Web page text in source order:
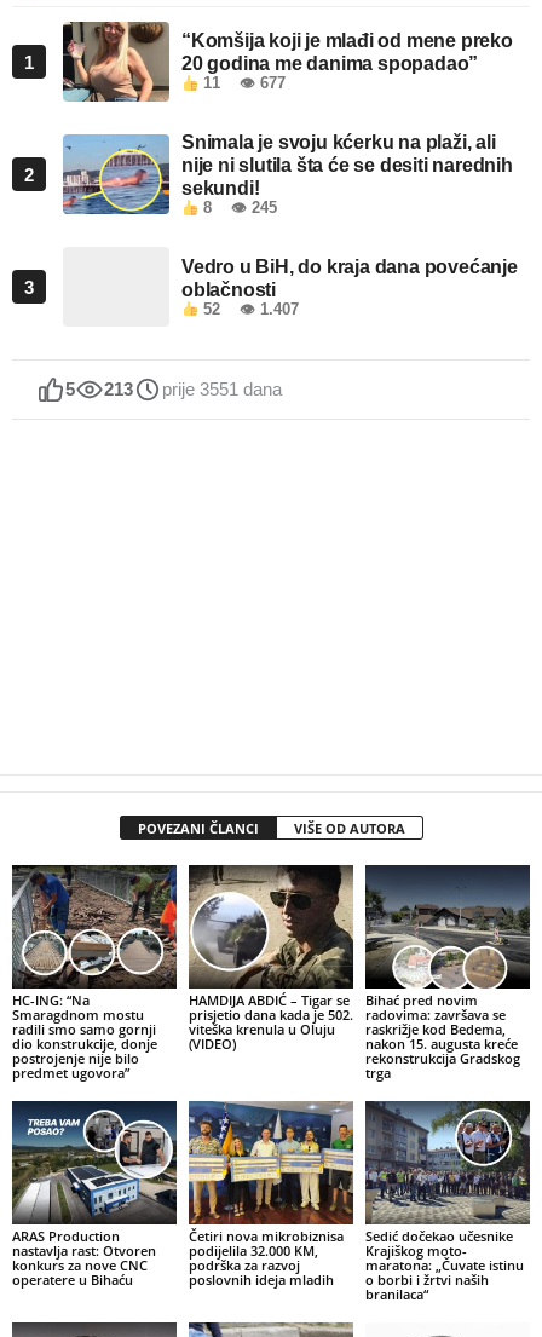
1
“Komšija koji je mlađi od mene preko
20 godina me danima spopadao”
11 👁 677
2
Snimala je svoju kćerku na plaži, ali
nije ni slutila šta će se desiti narednih
sekundi!
8 👁 245
3
Vedro u BiH, do kraja dana povećanje
oblačnosti
52 👁 1.407
5 213 prije 3551 dana
POVEZANI ČLANCI VIŠE OD AUTORA
HC-ING: “Na
Smaragdnom mostu
radili smo samo gornji
dio konstrukcije, donje
postrojenje nije bilo
predmet ugovora”
HAMDIJA ABDIĆ – Tigar se
prisjetio dana kada je 502.
viteška krenula u Oluju
(VIDEO)
Bihać pred novim
radovima: završava se
raskrižje kod Bedema,
nakon 15. augusta kreće
rekonstrukcija Gradskog
trga
ARAS Production
nastavlja rast: Otvoren
konkurs za nove CNC
operatere u Bihaću
Četiri nova mikrobiznisa
podijelila 32.000 KM,
podrška za razvoj
poslovnih ideja mladih
Sedić dočekao učesnike
Krajiškog moto-
maratona: „Čuvate istinu
o borbi i žrtvi naših
branilaca“